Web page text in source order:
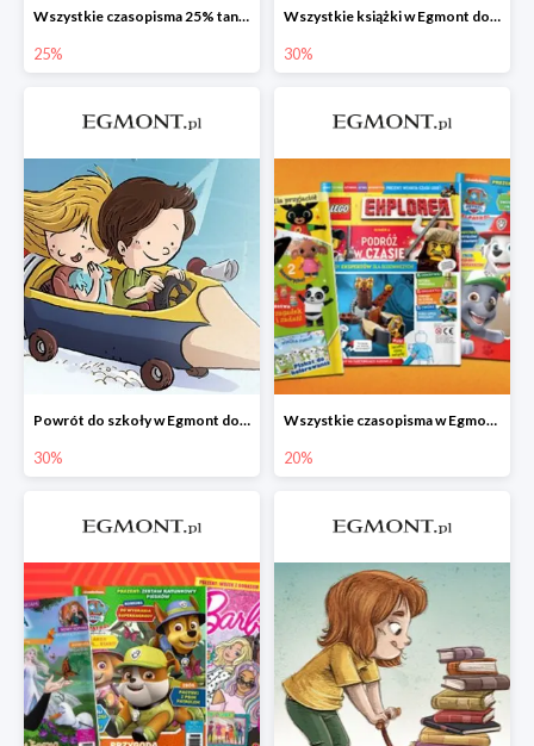
Wszystkie czasopisma 25% taniej
25%
Wszystkie książki w Egmont do -30%
30%
Powrót do szkoły w Egmont do -30%
30%
Wszystkie czasopisma w Egmont -20%
20%